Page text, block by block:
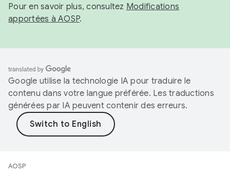
Pour en savoir plus, consultez Modifications
apportées à AOSP.
Google utilise la technologie IA pour traduire le
contenu dans votre langue préférée. Les traductions
générées par IA peuvent contenir des erreurs.
AOSP